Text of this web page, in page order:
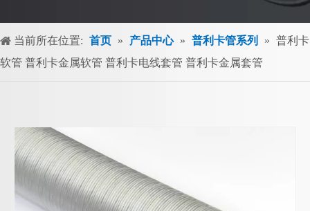
当前所在位置: 首页 » 产品中心 » 普利卡管系列 » 普利卡
软管 普利卡金属软管 普利卡电线套管 普利卡金属套管